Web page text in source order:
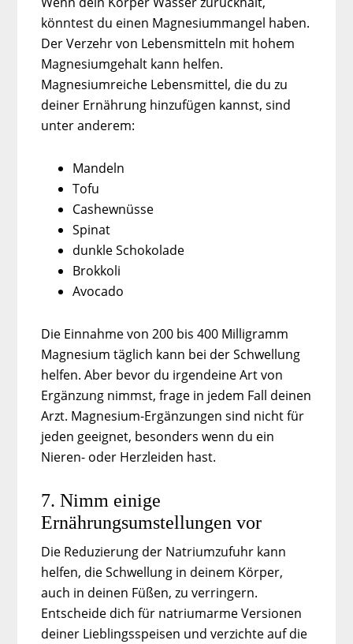
könntest du einen Magnesiummangel haben.
Der Verzehr von Lebensmitteln mit hohem
Magnesiumgehalt kann helfen.
Magnesiumreiche Lebensmittel, die du zu
deiner Ernährung hinzufügen kannst, sind
unter anderem:
Mandeln
Tofu
Cashewnüsse
Spinat
dunkle Schokolade
Brokkoli
Avocado
Die Einnahme von 200 bis 400 Milligramm
Magnesium täglich kann bei der Schwellung
helfen. Aber bevor du irgendeine Art von
Ergänzung nimmst, frage in jedem Fall deinen
Arzt. Magnesium-Ergänzungen sind nicht für
jeden geeignet, besonders wenn du ein
Nieren- oder Herzleiden hast.
7. Nimm einige
Ernährungsumstellungen vor
Die Reduzierung der Natriumzufuhr kann
helfen, die Schwellung in deinem Körper,
auch in deinen Füßen, zu verringern.
Entscheide dich für natriumarme Versionen
deiner Lieblingsspeisen und verzichte auf die